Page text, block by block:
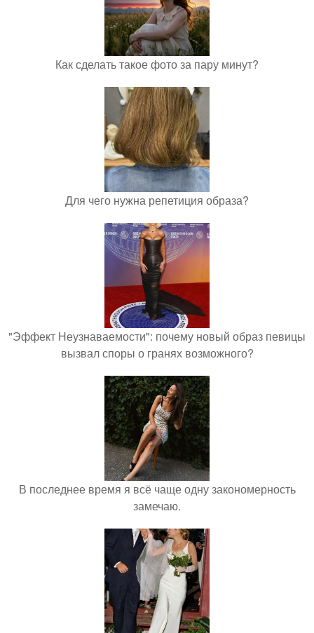
Как сделать такое фото за пару минут?
Для чего нужна репетиция образа?
"Эффект Неузнаваемости": почему новый образ певицы
вызвал споры о гранях возможного?
В последнее время я всё чаще одну закономерность
замечаю.